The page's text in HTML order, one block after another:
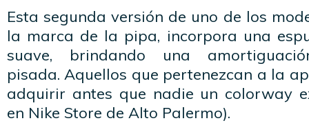
Esta segunda versión de uno de los
la marca de la pipa, incorpora una
suave, brindando una
pisada. Aquellos que pertenezcan a la
adquirir antes que nadie un colorway
en Nike Store de Alto Palermo).